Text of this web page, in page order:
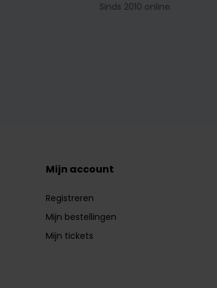
Sinds 2010 online.
Mijn account
Registreren
Mijn bestellingen
Mijn tickets